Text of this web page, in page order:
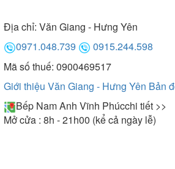
Địa chỉ: Văn Giang - Hưng Yên
0971.048.739
0915.244.598
Mã số thuế: 0900469517
Giới thiệu Văn Giang - Hưng Yên Bản
Bếp Nam Anh Vĩnh Phúcchi tiết >>
Mở cửa : 8h - 21h00 (kể cả ngày lễ)